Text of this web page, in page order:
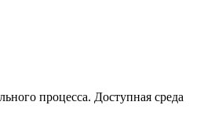
процесса. Доступная среда